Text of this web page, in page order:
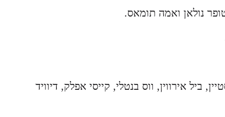
נולאן ואמה תומאס.
ביל אירווין, ווס בנטלי, קייסי אפלק, דיוויד